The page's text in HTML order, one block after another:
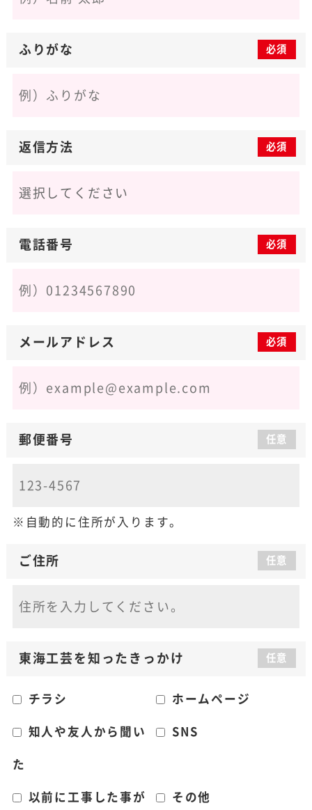
ふりがな 必須
返信方法 必須
電話番号 必須
メールアドレス 必須
郵便番号 任意
自動的に住所が入ります。
ご住所 任意
東海工芸を知った きっかけ 任意
チラシ ホームページ
知人や友人から聞い
た
SNS
以前に工事した事が その他